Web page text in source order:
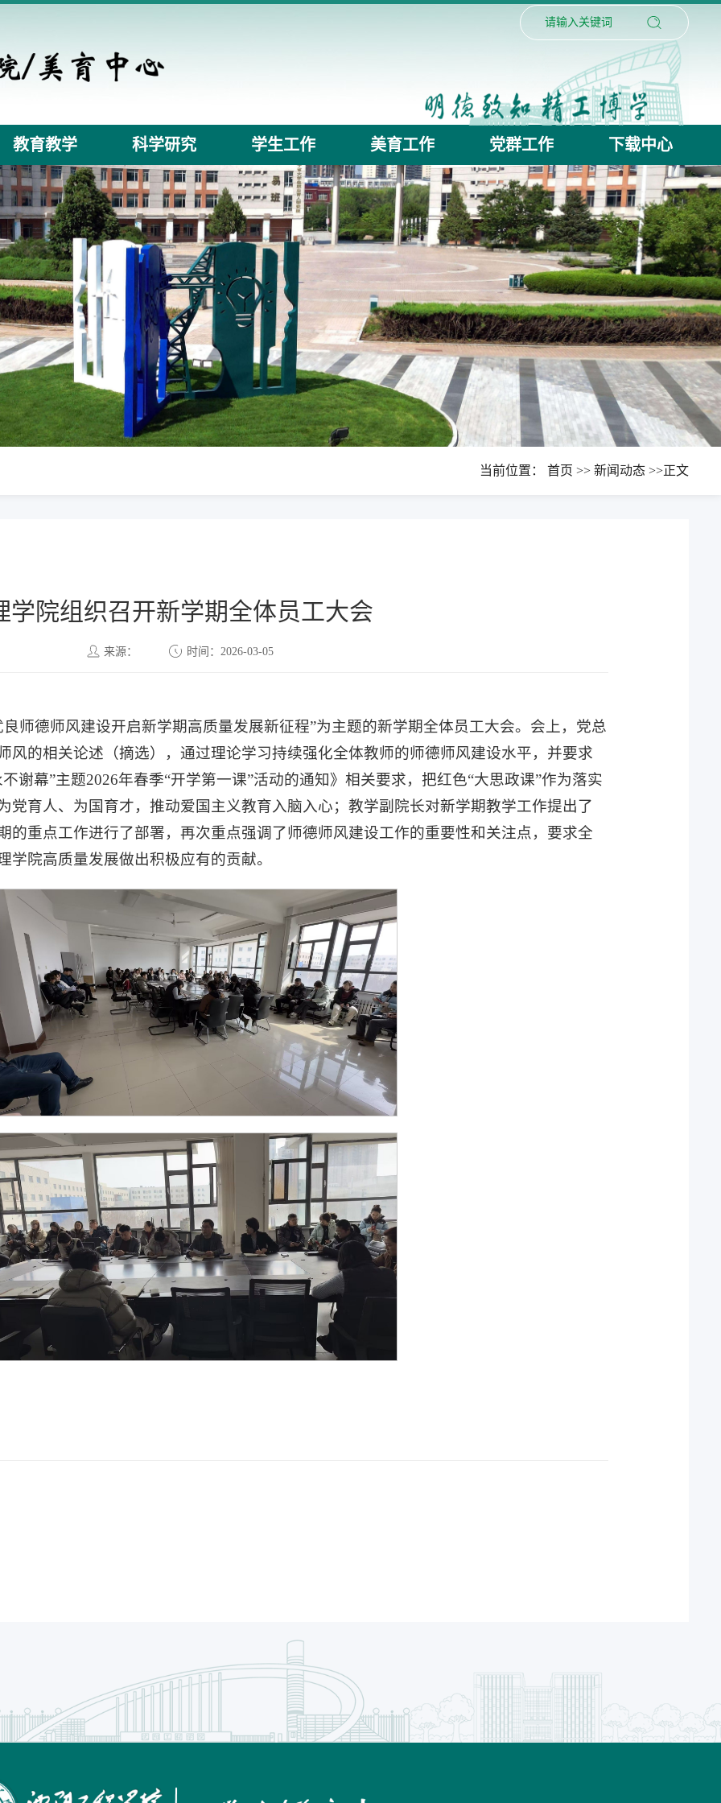
教育教学 科学研究 学生工作 美育工作 党群工作 下载中心
当前位置： 首页 >> 新闻动态 >>正文
学院组织召开新学期全体员工大会
来源： 时间：2026-03-05
师德师风建设开启新学期高质量发展新征程”为主题的新学期全体员工大会。会上，党总
风的相关论述（摘选），通过理论学习持续强化全体教师的师德师风建设水平，并要求
谢幕”主题2026年春季“开学第一课”活动的通知》相关要求，把红色“大思政课”作为落实
党育人、为国育才，推动爱国主义教育入脑入心；教学副院长对新学期教学工作提出了
的重点工作进行了部署，再次重点强调了师德师风建设工作的重要性和关注点，要求全
院高质量发展做出积极应有的贡献。